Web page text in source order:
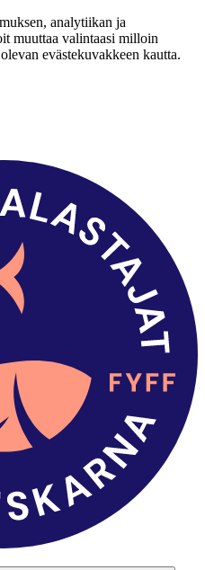
analytiikan ja
muuttaa valintaasi milloin
evästekuvakkeen kautta.